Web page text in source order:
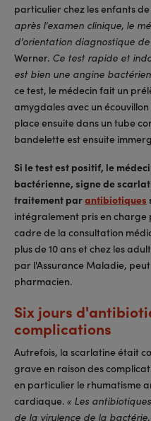
particulier chez les enfants de
après l'examen clinique, le
d'orientation diagnostique de
Werner. Ce test rapide et
est bien une angine
ce test, le médecin fait un
amygdales avec un
place ensuite dans un tube
bandelette est ensuite
Si le test est positif, le
bactérienne, signe de
traitement parantibiotiques
intégralement pris en charge
cadre de la consultation
plus de 10 ans et chez les
par l'Assurance Maladie,
pharmacien.
Six jours
complications
Autrefois, la scarlatine était
grave en raison des
en particulier le rhumatisme
cardiaque. « Les
de la virulence de la